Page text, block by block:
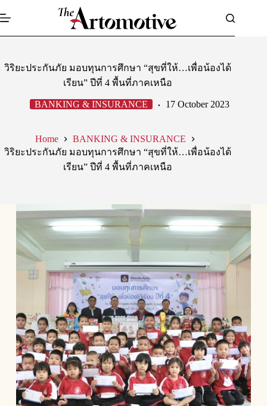
to
วิริยะประกันภัย มอบทุนการศึกษา “สุขที่ให้…เพื่อน้องได้
เรียน” ปีที่ 4 พื้นที่ภาคเหนือ
BANKING & INSURANCE 17 October 2023
Home
BANKING & INSURANCE
วิริยะประกันภัย มอบทุนการศึกษา “สุขที่ให้…เพื่อน้องได้
เรียน” ปีที่ 4 พื้นที่ภาคเหนือ